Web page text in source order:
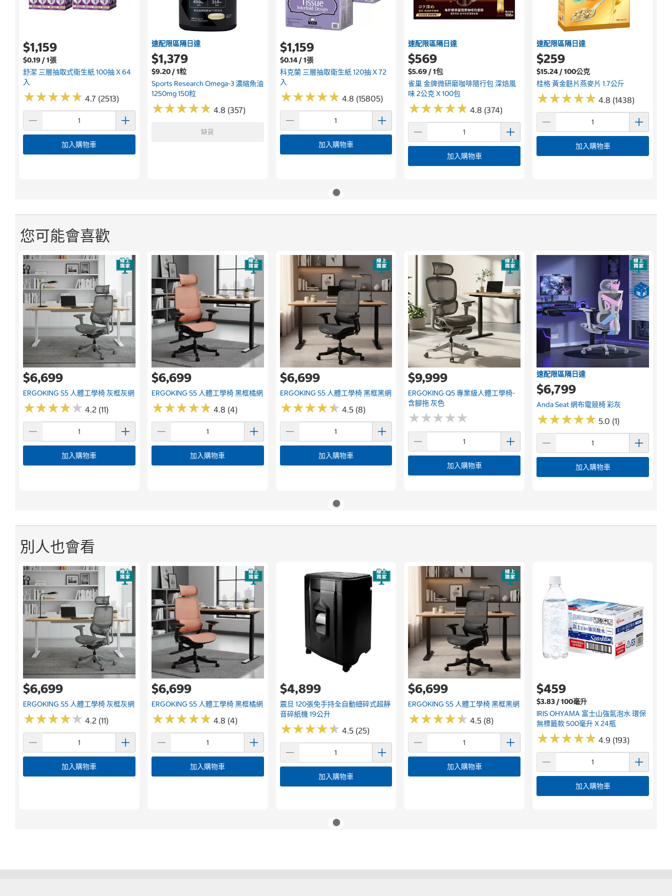
$1,159
$0.19 / 1張
舒潔 三層抽取式衛生紙 100抽 X 64
入
★★★★★
★★★★★ 4.7 (2513)
加入購物車
速配限區隔日達
$1,379
$9.20 / 1粒
Sports Research Omega-3 濃縮魚油
1250mg 150粒
★★★★★
★★★★★ 4.8 (357)
缺貨
$1,159
$0.14 / 1張
科克蘭 三層抽取衛生紙 120抽 X 72
入
★★★★★
★★★★★ 4.8 (15805)
加入購物車
速配限區隔日達
$569
$5.69 / 1包
雀巢 金牌微研磨咖啡隨行包 深焙風
味 2公克 X 100包
★★★★★
★★★★★ 4.8 (374)
加入購物車
速配限區隔日達
$259
$15.24 / 100公克
桂格 黃金麩片燕麥片 1.7公斤
★★★★★
★★★★★ 4.8 (1438)
加入購物車
您可能會喜歡
$6,699
ERGOKING S5 人體工學椅 灰框灰網
★★★★★
★★★★★ 4.2 (11)
加入購物車
$6,699
ERGOKING S5 人體工學椅 黑框橘網
★★★★★
★★★★★ 4.8 (4)
加入購物車
$6,699
ERGOKING S5 人體工學椅 黑框黑網
★★★★★
★★★★★ 4.5 (8)
加入購物車
$9,999
ERGOKING Q5 專業級人體工學椅-
含腳拖 灰色
★★★★★
★★★★★
加入購物車
速配限區隔日達
$6,799
Anda Seat 網布電競椅 彩灰
★★★★★
★★★★★ 5.0 (1)
加入購物車
別人也會看
$6,699
ERGOKING S5 人體工學椅 灰框灰網
★★★★★
★★★★★ 4.2 (11)
加入購物車
$6,699
ERGOKING S5 人體工學椅 黑框橘網
★★★★★
★★★★★ 4.8 (4)
加入購物車
$4,899
震旦 120張免手持全自動細碎式超靜
音碎紙機 19公升
★★★★★
★★★★★ 4.5 (25)
加入購物車
$6,699
ERGOKING S5 人體工學椅 黑框黑網
★★★★★
★★★★★ 4.5 (8)
加入購物車
$459
$3.83 / 100毫升
IRIS OHYAMA 富士山強氣泡水 環保
無標籤款 500毫升 X 24瓶
★★★★★
★★★★★ 4.9 (193)
加入購物車